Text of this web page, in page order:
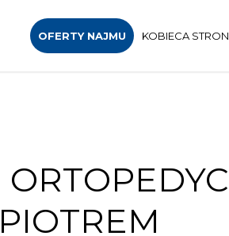
OFERTY NAJMU KOBIECA